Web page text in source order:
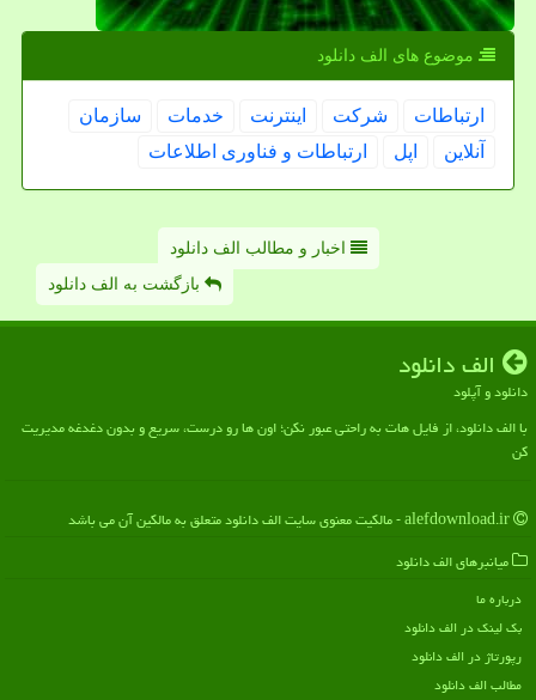
موضوع های الف دانلود
ارتباطات شركت اینترنت خدمات
سازمان
آنلاین
اپل ارتباطات و فناوری اطلاعات
اخبار و مطالب الف دانلود
بازگشت به الف دانلود
الف دانلود
دانلود و آپلود
با الف دانلود، از فایل هات به راحتی عبور نکن؛ اون ها رو درست، سریع و بدون دغدغه مدیریت
کن
میانبرهای الف دانلود
درباره ما
بک لینک در الف دانلود
رپورتاژ در الف دانلود
مطالب الف دانلود